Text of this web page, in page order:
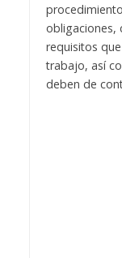
obligaciones,
requisitos
trabajo, así
deben de